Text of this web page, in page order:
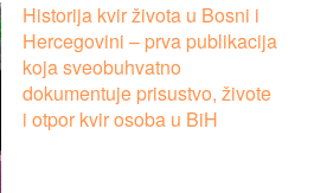
Historija kvir života u Bosni i
Hercegovini – prva publikacija
koja sveobuhvatno
dokumentuje prisustvo, živote
i otpor kvir osoba u BiH